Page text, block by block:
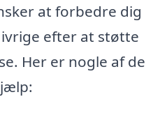
at forbedre dig
efter at støtte
Her er nogle af de